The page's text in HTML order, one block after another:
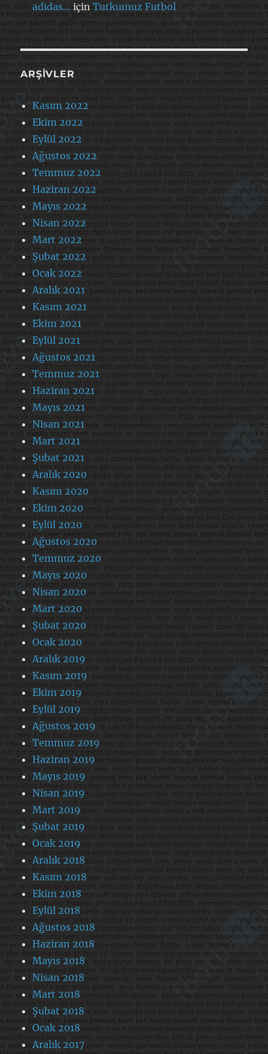
adidas…içinTutkumuz Futbol
ARŞIVLER
Kasım 2022
Ekim 2022
Eylül 2022
Ağustos 2022
Temmuz 2022
Haziran 2022
Mayıs 2022
Nisan 2022
Mart 2022
Şubat 2022
Ocak 2022
Aralık 2021
Kasım 2021
Ekim 2021
Eylül 2021
Ağustos 2021
Temmuz 2021
Haziran 2021
Mayıs 2021
Nisan 2021
Mart 2021
Şubat 2021
Aralık 2020
Kasım 2020
Ekim 2020
Eylül 2020
Ağustos 2020
Temmuz 2020
Mayıs 2020
Nisan 2020
Mart 2020
Şubat 2020
Ocak 2020
Aralık 2019
Kasım 2019
Ekim 2019
Eylül 2019
Ağustos 2019
Temmuz 2019
Haziran 2019
Mayıs 2019
Nisan 2019
Mart 2019
Şubat 2019
Ocak 2019
Aralık 2018
Kasım 2018
Ekim 2018
Eylül 2018
Ağustos 2018
Haziran 2018
Mayıs 2018
Nisan 2018
Mart 2018
Şubat 2018
Ocak 2018
Aralık 2017